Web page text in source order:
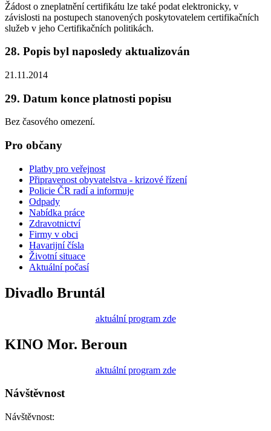
Žádost o zneplatnění certifikátu lze také podat elektronicky, v
závislosti na postupech stanovených poskytovatelem certifikačních
služeb v jeho Certifikačních politikách.
28. Popis byl naposledy aktualizován
21.11.2014
29. Datum konce platnosti popisu
Bez časového omezení.
Pro občany
Platby pro veřejnost
Připravenost obyvatelstva - krizové řízení
Policie ČR radí a informuje
Odpady
Nabídka práce
Zdravotnictví
Firmy v obci
Havarijní čísla
Životní situace
Aktuální počasí
Divadlo Bruntál
aktuální program zde
KINO Mor. Beroun
aktuální program zde
Návštěvnost
Návštěvnost: